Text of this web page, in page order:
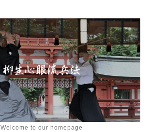
Welcome to our homepage